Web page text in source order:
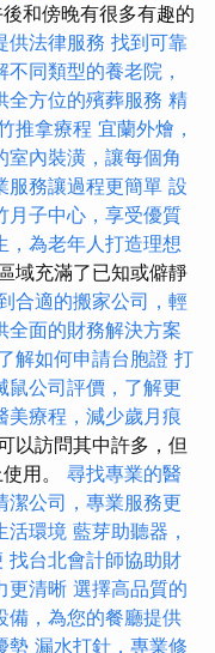
和傍晚有很多有趣的
供法律服務 找到可靠
不同類型的養老院，
全方位的殯葬服務 精
推拿療程 宜蘭外燴，
室內裝潢，讓每個角
服務讓過程更簡單 設
月子中心，享受優質
，為老年人打造理想
域充滿了已知或僻靜
合適的搬家公司，輕
全面的財務解決方案
解如何申請台胞證 打
鼠公司評價，了解更
美療程，減少歲月痕
以訪問其中許多，但
用。 尋找專業的醫
潔公司，專業服務更
活環境 藍芽助聽器，
找台北會計師協助財
更清晰 選擇高品質的
備，為您的餐廳提供
勢 漏水打針，專業修